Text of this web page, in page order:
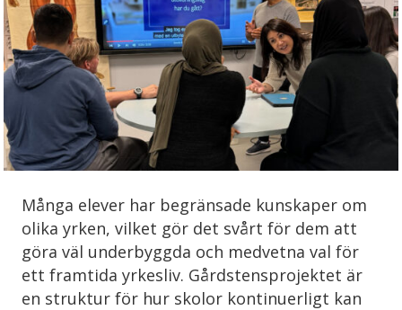
Många elever har begränsade kunskaper om
olika yrken, vilket gör det svårt för dem att
göra väl underbyggda och medvetna val för
ett framtida yrkesliv. Gårdstensprojektet är
en struktur för hur skolor kontinuerligt kan